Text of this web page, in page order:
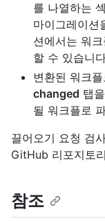
를 나열하는
마이그레이션
션에서는 워
할 수 있습니
변환된 워크
changed 탭
될 워크플로
끌어오기 요청 검
GitHub 리포지토
참조